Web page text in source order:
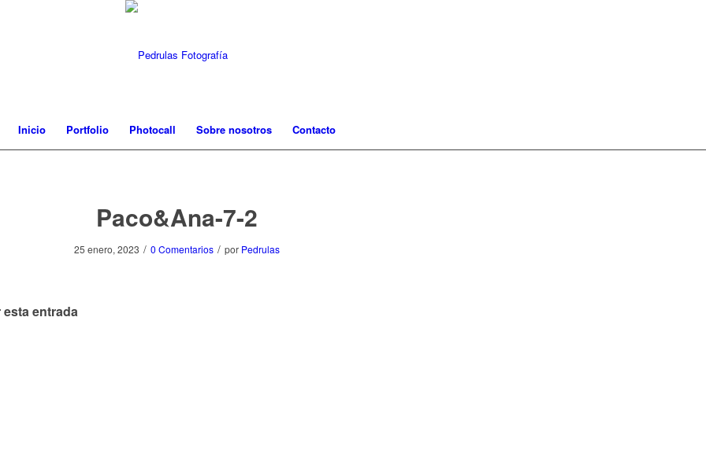
Inicio Portfolio Photocall Sobre nosotros Contacto
Paco&Ana-7-2
25 enero, 2023 / 0 Comentarios / por Pedrulas
entrada